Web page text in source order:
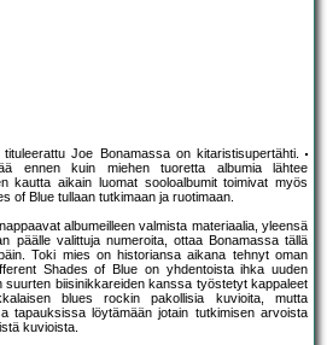
tituleerattu Joe Bonamassa on kitaristisupertähti.
ennen kuin miehen tuoretta albumia lähtee
kautta aikain luomat sooloalbumit toimivat myös
of Blue tullaan tutkimaan ja ruotimaan.
albumeilleen valmista materiaalia, yleensä
päälle valittuja numeroita, ottaa Bonamassa tällä
Toki mies on historiansa aikana tehnyt oman
Shades of Blue on yhdentoista ihka uuden
suurten biisinikkareiden kanssa työstetyt kappaleet
blues rockin pakollisia kuvioita, mutta
tapauksissa löytämään jotain tutkimisen arvoista
kuvioista.